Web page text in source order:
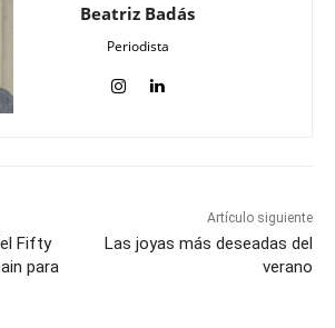
Beatriz Badás
Periodista
Fifty
para
Artículo siguiente
Las joyas más deseadas del
verano